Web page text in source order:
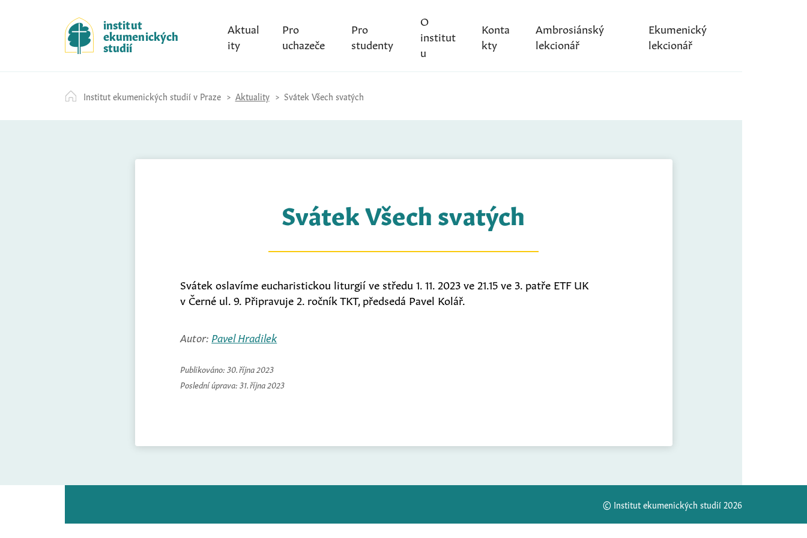
k
i
p
t
c
o
institut
ekumenických
studií
Aktual
ity
Pro
uchazeče
Pro
studenty
O
institut
u
Konta
kty
Ambrosiánský
lekcionář
Ekumenický
lekcionář
Institut ekumenických studií v Praze Aktuality Svátek Všech svatých
Svátek Všech svatých
Svátek oslavíme eucharistickou liturgií ve středu 1. 11. 2023 ve 21.15 ve 3. patře ETF UK
v Černé ul. 9. Připravuje 2. ročník TKT, předsedá Pavel Kolář.
Autor: Pavel Hradilek
Publikováno: 30. října 2023
Poslední úprava: 31. října 2023
© Institut ekumenických studií 2026